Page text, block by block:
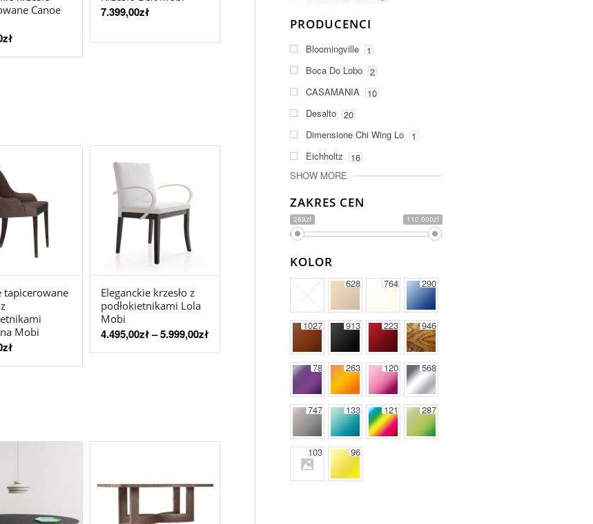
Canoe
zł
7.399,00zł
tapicerowane
Mobi
zł
Eleganckie krzesło z
podłokietnikami Lola
Mobi
4.495,00zł–5.999,00zł
PRODUCENCI
Bloomingville 1
Boca Do Lobo 2
CASAMANIA
10
Desalto 20
Dimensione Chi Wing Lo 1
Eichholtz
16
SHOW MORE
ZAKRES CEN
269zł 110 000zł
KOLOR
628 764 290
1027 913 223 946
78 263 120 568
747 133 121 287
103 96